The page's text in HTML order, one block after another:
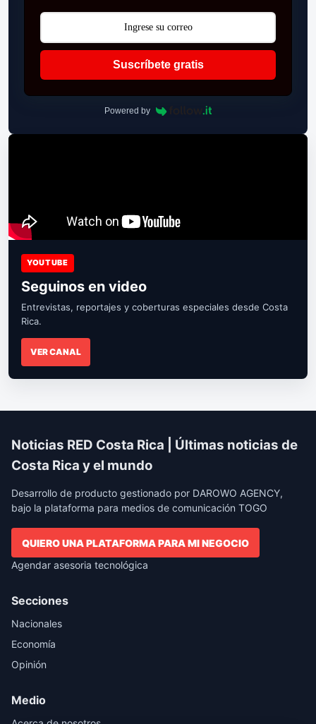
Suscríbete gratis
Powered by
YOUTUBE
Seguinos en video
Entrevistas, reportajes y coberturas especiales desde Costa
Rica.
VER CANAL
Noticias RED Costa Rica | Últimas noticias de
Costa Rica y el mundo
Desarrollo de producto gestionado por DAROWO AGENCY,
bajo la plataforma para medios de comunicación TOGO
QUIERO UNA PLATAFORMA PARA MI NEGOCIO
Agendar asesoria tecnológica
Secciones
Nacionales
Economía
Opinión
Medio